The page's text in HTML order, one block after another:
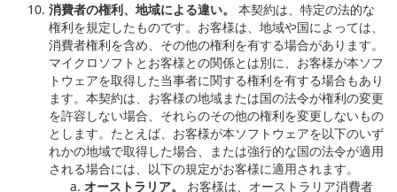
消費者の権利、地域による違い。
本契約は、特定の法的な
権利を規定したものです。お客様は、地域や国によっては、
消費者権利を含め、その他の権利を有する場合があります。
マイクロソフトとお客様との関係とは別に、お客様が本ソフ
トウェアを取得した当事者に関する権利を有する場合もあり
ます。本契約は、お客様の地域または国の法令が権利の変更
を許容しない場合、それらのその他の権利を変更しないもの
とします。たとえば、お客様が本ソフトウェアを以下のいず
れかの地域で取得した場合、または強行的な国の法令が適用
される場合には、以下の規定がお客様に適用されます。
オーストラリア。
お客様は、オーストラリア消費者